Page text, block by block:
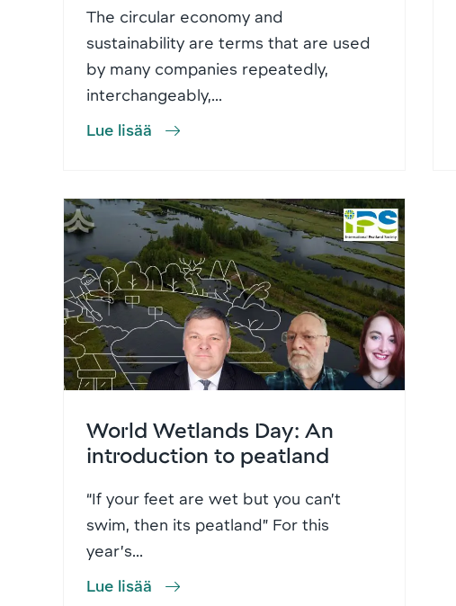
The circular economy and
sustainability are terms that are used
by many companies repeatedly,
interchangeably,...
Lue lisää
World Wetlands Day: An
introduction to peatland
“If your feet are wet but you can’t
swim, then its peatland” For this
year’s...
Lue lisää